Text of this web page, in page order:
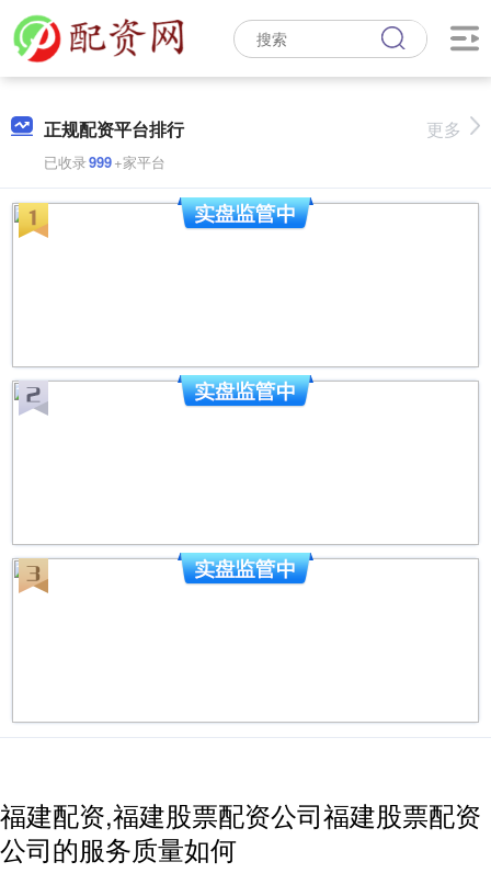
正规配资平台排行
已收录999+家平台
更多
福建配资,福建股票配资公司福建股票配资
公司的服务质量如何